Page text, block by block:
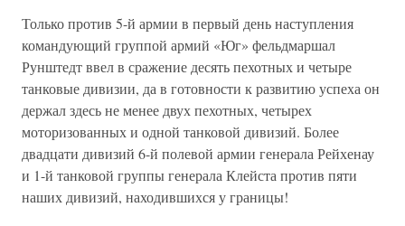
Только против 5-й армии в первый день наступления
командующий группой армий «Юг» фельдмаршал
Рунштедт ввел в сражение десять пехотных и четыре
танковые дивизии, да в готовности к развитию успеха он
держал здесь не менее двух пехотных, четырех
моторизованных и одной танковой дивизий. Более
двадцати дивизий 6-й полевой армии генерала Рейхенау
и 1-й танковой группы генерала Клейста против пяти
наших дивизий, находившихся у границы!